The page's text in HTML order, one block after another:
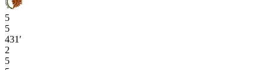
5
5
431′
2
5